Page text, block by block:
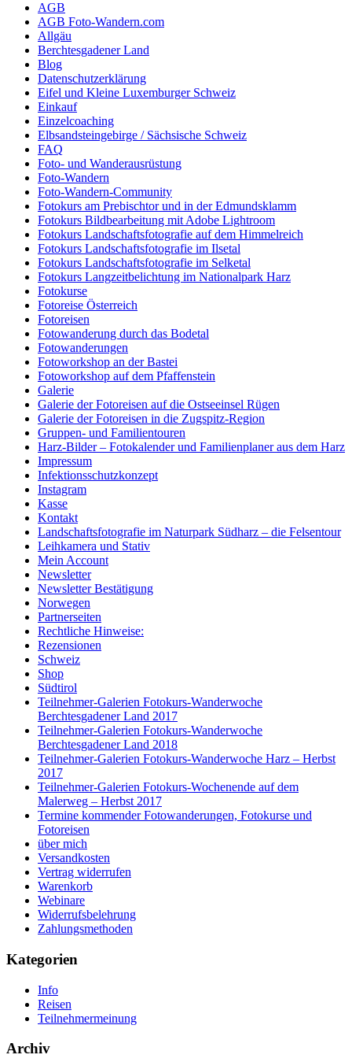
Die
Optionen
Produktseite
gewählt
AGB
AGB Foto-Wandern.com
Allgäu
Berchtesgadener Land
Blog
Datenschutzerklärung
Eifel und Kleine Luxemburger Schweiz
Einkauf
Einzelcoaching
Elbsandsteingebirge / Sächsische Schweiz
FAQ
Foto- und Wanderausrüstung
Foto-Wandern
Foto-Wandern-Community
Fotokurs am Prebischtor und in der Edmundsklamm
Fotokurs Bildbearbeitung mit Adobe Lightroom
Fotokurs Landschaftsfotografie auf dem Himmelreich
Fotokurs Landschaftsfotografie im Ilsetal
Fotokurs Landschaftsfotografie im Selketal
Fotokurs Langzeitbelichtung im Nationalpark Harz
Fotokurse
Fotoreise Österreich
Fotoreisen
Fotowanderung durch das Bodetal
Fotowanderungen
Fotoworkshop an der Bastei
Fotoworkshop auf dem Pfaffenstein
Galerie
Galerie der Fotoreisen auf die Ostseeinsel Rügen
Galerie der Fotoreisen in die Zugspitz-Region
Gruppen- und Familientouren
Harz-Bilder – Fotokalender und Familienplaner aus dem Harz
Impressum
Infektionsschutzkonzept
Instagram
Kasse
Kontakt
Landschaftsfotografie im Naturpark Südharz – die Felsentour
Leihkamera und Stativ
Mein Account
Newsletter
Newsletter Bestätigung
Norwegen
Partnerseiten
Rechtliche Hinweise:
Rezensionen
Schweiz
Shop
Südtirol
Teilnehmer-Galerien Fotokurs-Wanderwoche
Berchtesgadener Land 2017
Teilnehmer-Galerien Fotokurs-Wanderwoche
Berchtesgadener Land 2018
Teilnehmer-Galerien Fotokurs-Wanderwoche Harz – Herbst
2017
Teilnehmer-Galerien Fotokurs-Wochenende auf dem
Malerweg – Herbst 2017
Termine kommender Fotowanderungen, Fotokurse und
Fotoreisen
über mich
Versandkosten
Vertrag widerrufen
Warenkorb
Webinare
Widerrufsbelehrung
Zahlungsmethoden
Kategorien
Info
Reisen
Teilnehmermeinung
Archiv